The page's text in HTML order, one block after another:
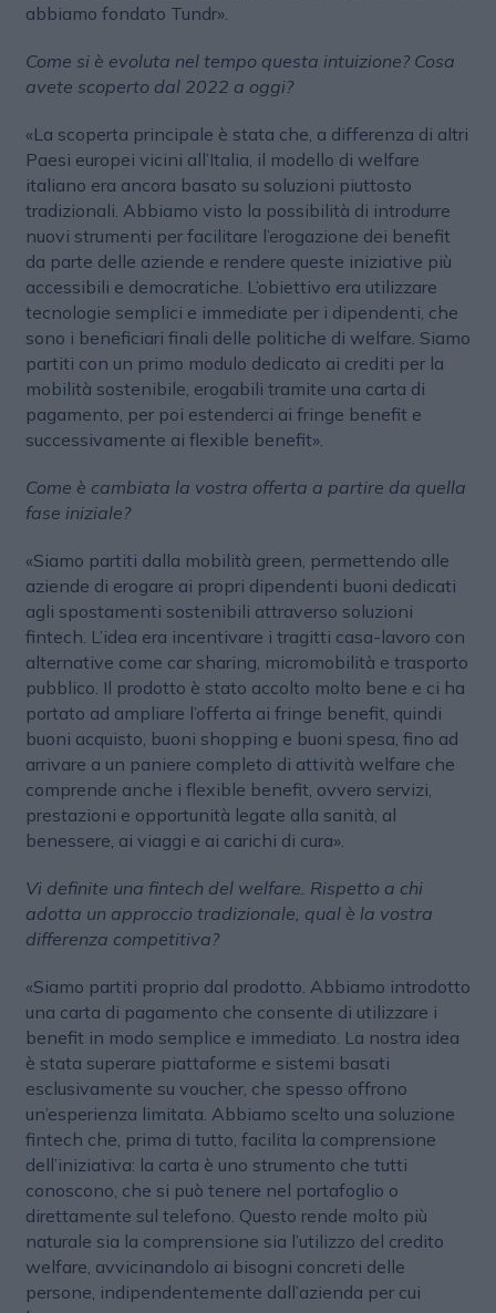
abbiamo fondato Tundr».
Come si è evoluta nel tempo questa intuizione? Cosa
avete scoperto dal 2022 a oggi?
«La scoperta principale è stata che, a differenza di altri
Paesi europei vicini all’Italia, il modello di welfare
italiano era ancora basato su soluzioni piuttosto
tradizionali. Abbiamo visto la possibilità di introdurre
nuovi strumenti per facilitare l’erogazione dei benefit
da parte delle aziende e rendere queste iniziative più
accessibili e democratiche. L’obiettivo era utilizzare
tecnologie semplici e immediate per i dipendenti, che
sono i beneficiari finali delle politiche di welfare. Siamo
partiti con un primo modulo dedicato ai crediti per la
mobilità sostenibile, erogabili tramite una carta di
pagamento, per poi estenderci ai fringe benefit e
successivamente ai flexible benefit».
Come è cambiata la vostra offerta a partire da quella
fase iniziale?
«Siamo partiti dalla mobilità green, permettendo alle
aziende di erogare ai propri dipendenti buoni dedicati
agli spostamenti sostenibili attraverso soluzioni
fintech. L’idea era incentivare i tragitti casa-lavoro con
alternative come car sharing, micromobilità e trasporto
pubblico. Il prodotto è stato accolto molto bene e ci ha
portato ad ampliare l’offerta ai fringe benefit, quindi
buoni acquisto, buoni shopping e buoni spesa, fino ad
arrivare a un paniere completo di attività welfare che
comprende anche i flexible benefit, ovvero servizi,
prestazioni e opportunità legate alla sanità, al
benessere, ai viaggi e ai carichi di cura».
Vi definite una fintech del welfare. Rispetto a chi
adotta un approccio tradizionale, qual è la vostra
differenza competitiva?
«Siamo partiti proprio dal prodotto. Abbiamo introdotto
una carta di pagamento che consente di utilizzare i
benefit in modo semplice e immediato. La nostra idea
è stata superare piattaforme e sistemi basati
esclusivamente su voucher, che spesso offrono
un’esperienza limitata. Abbiamo scelto una soluzione
fintech che, prima di tutto, facilita la comprensione
dell’iniziativa: la carta è uno strumento che tutti
conoscono, che si può tenere nel portafoglio o
direttamente sul telefono. Questo rende molto più
naturale sia la comprensione sia l’utilizzo del credito
welfare, avvicinandolo ai bisogni concreti delle
persone, indipendentemente dall’azienda per cui